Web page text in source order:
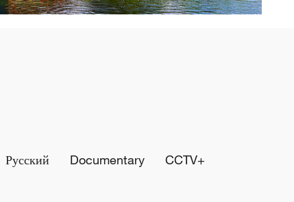
Русский Documentary CCTV+